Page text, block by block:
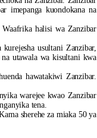
imepanga kuondokana na
Waafrika halisi wa Zanzibar
usultani Zanzibar,
utawala wa kisultani kwa
hawatakiwi Zanzibar.
warejee kwao Zanzibar
tena.
sherehe za miaka 50 ya